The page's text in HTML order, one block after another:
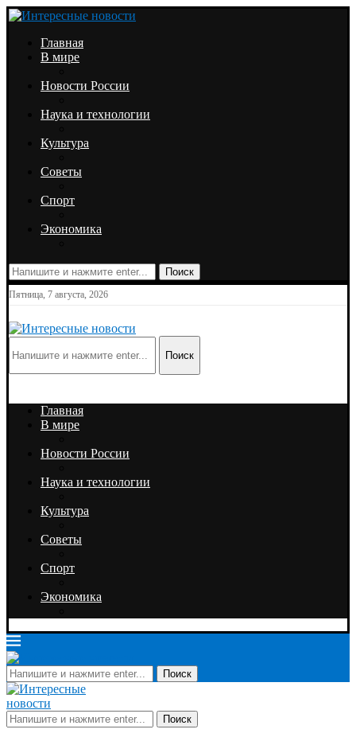
Главная
В мире
Новости России
Наука и технологии
Культура
Советы
Спорт
Экономика
Поиск
Пятница, 7 августа, 2026
Поиск
Главная
В мире
Новости России
Наука и технологии
Культура
Советы
Спорт
Экономика
Поиск
Поиск